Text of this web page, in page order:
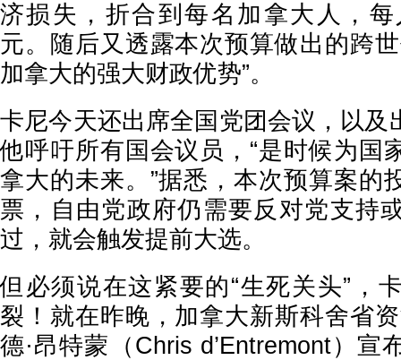
济损失，折合到每名加拿大人，
元。随后又透露本次预算做出的跨
加拿大的强大财政优势”。
卡尼今天还出席全国党团会议，以及
他呼吁所有国会议员，“是时候为国
拿大的未来。”据悉，本次预算案的
票，自由党政府仍需要反对党支持
过，就会触发提前大选。
但必须说在这紧要的“生死关头”，
裂！就在昨晚，加拿大新斯科舍省
德·昂特蒙（Chris d’Entremont）宣